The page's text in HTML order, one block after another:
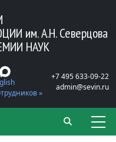
им. А.Н. Северцова
НАУК
»
+7 495 633-09-22
admin@sevin.ru